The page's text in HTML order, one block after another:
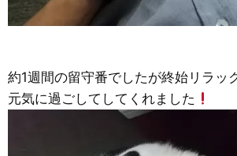
約1週間の留守番でしたが終始リラッ
元気に過ごしてしてくれました